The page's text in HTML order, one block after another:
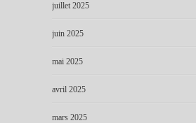
juillet 2025
juin 2025
mai 2025
avril 2025
mars 2025